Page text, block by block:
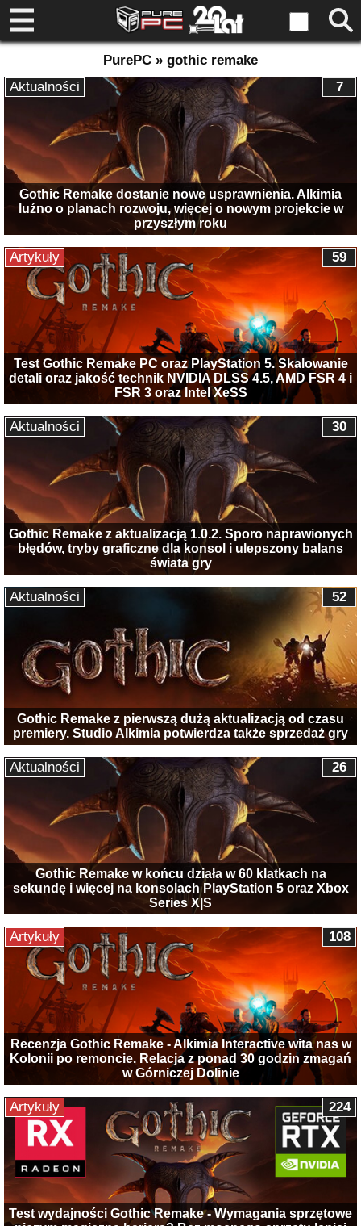
PurePC » gothic remake
Gothic Remake dostanie nowe usprawnienia. Alkimia
luźno o planach rozwoju, więcej o nowym projekcie w
przyszłym roku
7
Aktualności
Test Gothic Remake PC oraz PlayStation 5. Skalowanie
detali oraz jakość technik NVIDIA DLSS 4.5, AMD FSR 4 i
FSR 3 oraz Intel XeSS
59
Artykuły
Gothic Remake z aktualizacją 1.0.2. Sporo naprawionych
błędów, tryby graficzne dla konsol i ulepszony balans
świata gry
30
Aktualności
Gothic Remake z pierwszą dużą aktualizacją od czasu
premiery. Studio Alkimia potwierdza także sprzedaż gry
52
Aktualności
Gothic Remake w końcu działa w 60 klatkach na
sekundę i więcej na konsolach PlayStation 5 oraz Xbox
Series X|S
26
Aktualności
Recenzja Gothic Remake - Alkimia Interactive wita nas w
Kolonii po remoncie. Relacja z ponad 30 godzin zmagań
w Górniczej Dolinie
108
Artykuły
Test wydajności Gothic Remake - Wymagania sprzętowe
224
Artykuły